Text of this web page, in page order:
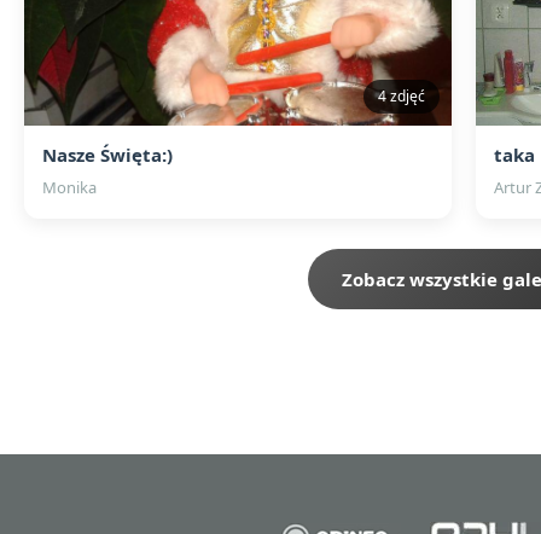
4 zdjęć
Nasze Święta:)
Monika
taka
Artur
Zobacz wszystkie